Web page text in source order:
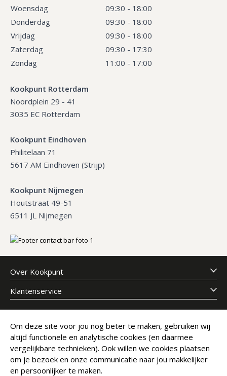
Woensdag
09:30 - 18:00
Donderdag
09:30 - 18:00
Vrijdag
09:30 - 18:00
Zaterdag
09:30 - 17:30
Zondag
11:00 - 17:00
Kookpunt Rotterdam
Noordplein 29 - 41
3035 EC Rotterdam
Kookpunt Eindhoven
Philitelaan 71
5617 AM Eindhoven (Strijp)
Kookpunt Nijmegen
Houtstraat 49-51
6511 JL Nijmegen
Over Kookpunt
Klantenservice
Meld je aan voor onze nieuwsbrief
E-mailadres
Abonneer
Om deze site voor jou nog beter te maken, gebruiken wij
altijd functionele en analytische cookies (en daarmee
vergelijkbare technieken). Ook willen we cookies plaatsen
om je bezoek en onze communicatie naar jou makkelijker
en persoonlijker te maken.